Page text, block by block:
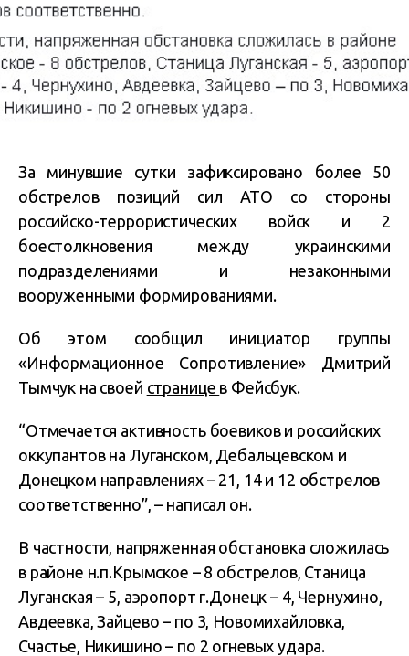
За минувшие сутки зафиксировано более 50
обстрелов позиций сил АТО со стороны
российско-террористических войск и 2
боестолкновения между украинскими
подразделениями и незаконными
вооруженными формированиями.
Об этом сообщил инициатор группы
«Информационное Сопротивление» Дмитрий
Тымчук на своей странице в Фейсбук.
“Отмечается активность боевиков и российских
оккупантов на Луганском, Дебальцевском и
Донецком направлениях – 21, 14 и 12 обстрелов
соответственно”, – написал он.
В частности, напряженная обстановка сложилась
в районе н.п.Крымское – 8 обстрелов, Станица
Луганская – 5, аэропорт г.Донецк – 4, Чернухино,
Авдеевка, Зайцево – по 3, Новомихайловка,
Счастье, Никишино – по 2 огневых удара.